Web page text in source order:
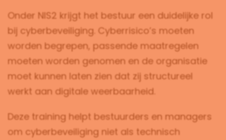
Onder NIS2 krijgt het bestuur een duidelijke rol
bij cyberbeveiliging. Cyberrisico’s moeten
worden begrepen, passende maatregelen
moeten worden genomen en de organisatie
moet kunnen laten zien dat zij structureel
werkt aan digitale weerbaarheid.
Deze training helpt bestuurders en managers
om cyberbeveiliging niet als technisch